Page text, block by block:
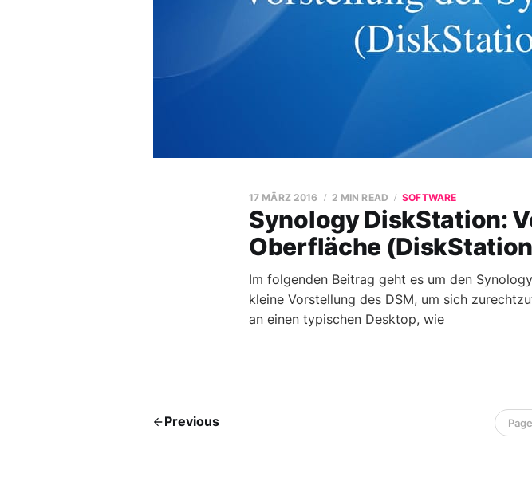
Synology DiskStation:
Oberfläche
17 MÄRZ 2016 2 MIN READ SOFTWARE
Im folgenden Beitrag geht es um den
kleine Vorstellung des DSM, um sich
an einen typischen Desktop, wie
Previous